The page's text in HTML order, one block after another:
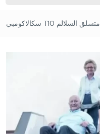
متسلق السلالم T10 سكالاكومبي